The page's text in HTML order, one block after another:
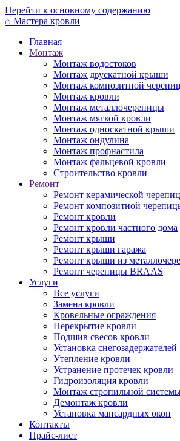
Перейти к основному содержанию
⌂ Мастера кровли
Главная
Монтаж
Монтаж водостоков
Монтаж двускатной крыши
Монтаж композитной
Монтаж кровли
Монтаж металлочерепицы
Монтаж мягкой кровли
Монтаж односкатной крыши
Монтаж ондулина
Монтаж профнастила
Монтаж фальцевой кровли
Строительство кровли
Ремонт
Ремонт керамической
Ремонт композитной
Ремонт кровли
Ремонт кровли частного дома
Ремонт крыши
Ремонт крыши гаража
Ремонт крыши из
Ремонт черепицы BRAAS
Услуги
Все услуги
Замена кровли
Кровельные ограждения
Перекрытие кровли
Подшив свесов кровли
Установка снегозадержателей
Утепление кровли
Устранение протечек кровли
Гидроизоляция кровли
Монтаж стропильной
Демонтаж кровли
Установка мансардных окон
Контакты
Прайс-лист